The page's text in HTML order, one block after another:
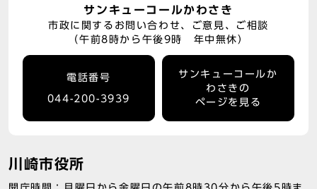
サンキューコールかわさき
市政に関するお問い合わせ、ご意見、ご相談
（午前8時から午後9時 年中無休）
電話番号
044-200-3939
サンキューコールか
わさきの
ページを見る
川崎市役所